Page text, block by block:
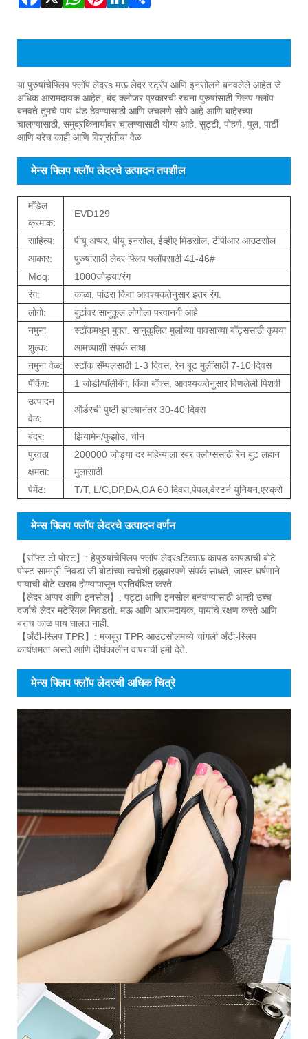
मेन्स फ्लिप फ्लॉप लेदरचे उत्पादन परिचय
या पुरुषांचेफ्लिप फ्लॉप लेदरs मऊ लेदर स्ट्रॅप आणि इनसोलने बनवलेले आहेत जे
अधिक आरामदायक आहेत, बंद क्लोजर प्रकारची रचना पुरुषांसाठी फ्लिप फ्लॉप
बनवते तुमचे पाय थंड ठेवण्यासाठी आणि उचलणे सोपे आहे आणि बाहेरच्या
चालण्यासाठी, समुद्रकिनार्यावर चालण्यासाठी योग्य आहे. सुट्टी, पोहणे, पूल, पार्टी
आणि बरेच काही आणि विश्रांतीचा वेळ
मेन्स फ्लिप फ्लॉप लेदरचे उत्पादन तपशील
मॉडेल
क्रमांक:
EVD129
साहित्य:
पीयू अप्पर, पीयू इनसोल, ईव्हीए मिडसोल, टीपीआर आउटसोल
आकार:
पुरुषांसाठी लेदर फ्लिप फ्लॉपसाठी 41-46#
Moq:
1000जोड्या/रंग
रंग:
काळा, पांढरा किंवा आवश्यकतेनुसार इतर रंग.
लोगो:
बुटांवर सानुकूल लोगोला परवानगी आहे
नमुना
शुल्क:
स्टॉकमधून मुक्त. सानुकूलित मुलांच्या पावसाच्या बॉट्ससाठी कृपया
आमच्याशी संपर्क साधा
नमुना वेळ:
स्टॉक सॅम्पलसाठी 1-3 दिवस, रेन बूट मुलींसाठी 7-10 दिवस
पॅकिंग:
1 जोडी/पॉलीबॅग, किंवा बॉक्स, आवश्यकतेनुसार विणलेली पिशवी
उत्पादन
वेळ:
ऑर्डरची पुष्टी झाल्यानंतर 30-40 दिवस
बंदर:
झियामेन/फुझोउ, चीन
पुरवठा
क्षमता:
200000 जोड्या दर महिन्याला रबर क्लोग्ससाठी रेन बुट लहान
मुलासाठी
पेमेंट:
T/T, L/C,DP,DA,OA 60 दिवस,पेपल,वेस्टर्न युनियन,एस्क्रो
मेन्स फ्लिप फ्लॉप लेदरचे उत्पादन वर्णन
【सॉफ्ट टो पोस्ट】: हेपुरुषांचेफ्लिप फ्लॉप लेदरsटिकाऊ कापड कापडाची बोटे
पोस्ट सामग्री निवडा जी बोटांच्या त्वचेशी हळूवारपणे संपर्क साधते, जास्त घर्षणाने
पायाची बोटे खराब होण्यापासून प्रतिबंधित करते.
【लेदर अप्पर आणि इनसोल】: पट्टा आणि इनसोल बनवण्यासाठी आम्ही उच्च
दर्जाचे लेदर मटेरियल निवडतो. मऊ आणि आरामदायक, पायांचे रक्षण करते आणि
बराच काळ पाय घालत नाही.
【अँटी-स्लिप TPR】: मजबूत TPR आउटसोलमध्ये चांगली अँटी-स्लिप
कार्यक्षमता असते आणि दीर्घकालीन वापराची हमी देते.
मेन्स फ्लिप फ्लॉप लेदरची अधिक चित्रे